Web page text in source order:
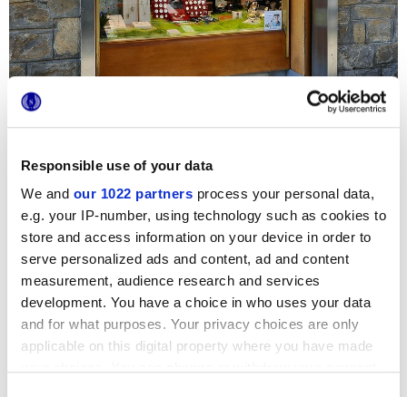
Responsible use of your data
We and our 1022 partners process your personal data,
e.g. your IP-number, using technology such as cookies to
store and access information on your device in order to
serve personalized ads and content, ad and content
measurement, audience research and services
development. You have a choice in who uses your data
and for what purposes. Your privacy choices are only
applicable on this digital property where you have made
семьей, была выбрана напольная плитка с эффектом
мрамора коллекции Deluxe, использованная в
реконструкции интерьера и оформлении его
драгоценных витрин. Теплый оттенок плитки Bronze с
натуральной отделкой встречает клиентов и создает
неформальную и гостеприимную атмосферу, идеально
подходящую для неспешного выбора особого подарка.